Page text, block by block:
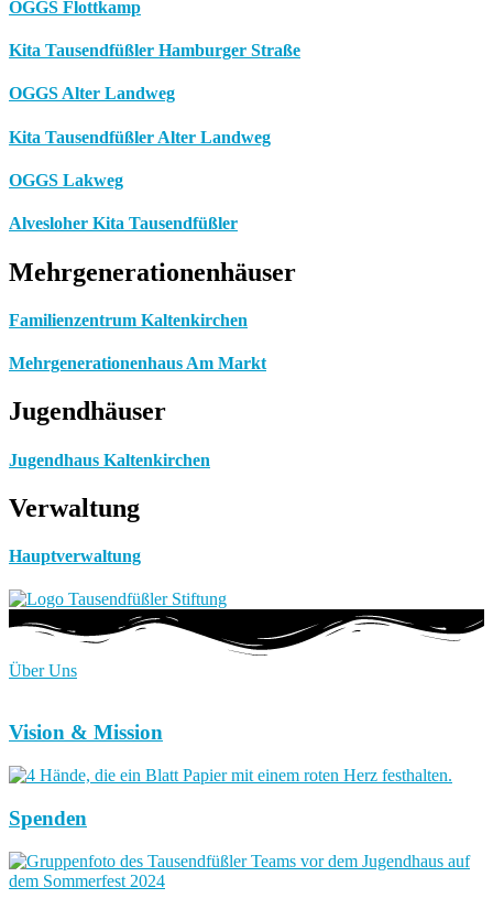
OGGS Flottkamp
Kita Tausendfüßler Hamburger Straße
OGGS Alter Landweg
Kita Tausendfüßler Alter Landweg
OGGS Lakweg
Alvesloher Kita Tausendfüßler
Mehrgenerationenhäuser
Familienzentrum Kaltenkirchen
Mehrgenerationenhaus Am Markt
Jugendhäuser
Jugendhaus Kaltenkirchen
Verwaltung
Hauptverwaltung
Über Uns
Vision & Mission
Spenden